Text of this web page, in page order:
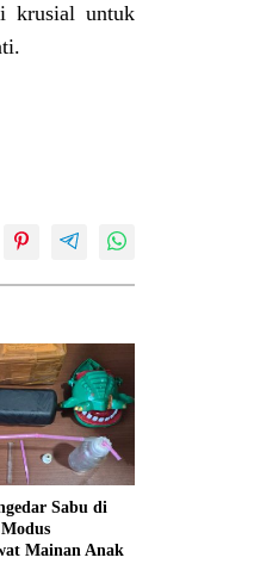
krusial untuk
Sabu di
Mainan Anak